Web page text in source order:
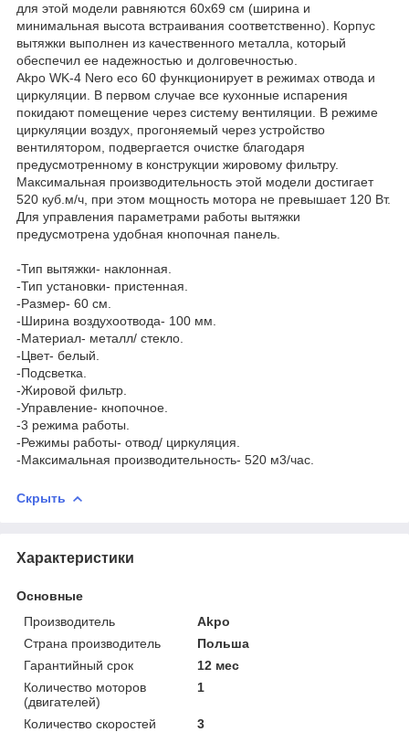
для этой модели равняются 60x69 см (ширина и
минимальная высота встраивания соответственно). Корпус
вытяжки выполнен из качественного металла, который
обеспечил ее надежностью и долговечностью.
Akpo WK-4 Nero eco 60 функционирует в режимах отвода и
циркуляции. В первом случае все кухонные испарения
покидают помещение через систему вентиляции. В режиме
циркуляции воздух, прогоняемый через устройство
вентилятором, подвергается очистке благодаря
предусмотренному в конструкции жировому фильтру.
Максимальная производительность этой модели достигает
520 куб.м/ч, при этом мощность мотора не превышает 120 Вт.
Для управления параметрами работы вытяжки
предусмотрена удобная кнопочная панель.
-Тип вытяжки- наклонная.
-Тип установки- пристенная.
-Размер- 60 см.
-Ширина воздухоотвода- 100 мм.
-Материал- металл/ стекло.
-Цвет- белый.
-Подсветка.
-Жировой фильтр.
-Управление- кнопочное.
-3 режима работы.
-Режимы работы- отвод/ циркуляция.
-Максимальная производительность- 520 м3/час.
Скрыть
Характеристики
Основные
Производитель
Akpo
Страна производитель
Польша
Гарантийный срок
12 мес
Количество моторов
(двигателей)
1
Количество скоростей
3